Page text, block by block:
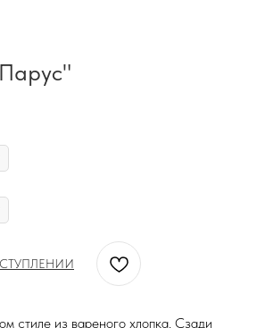
стиле из вареного хлопка. Сзади